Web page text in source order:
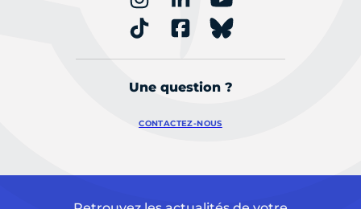
Une question ?
CONTACTEZ-NOUS